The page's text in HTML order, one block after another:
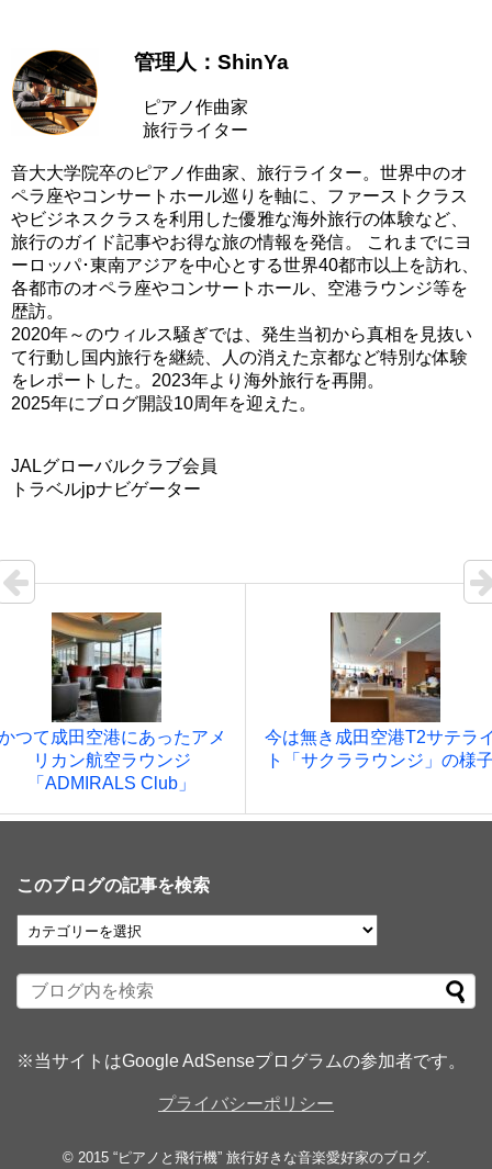
管理人：ShinYa
ピアノ作曲家
旅行ライター
音大大学院卒のピアノ作曲家、旅行ライター。世界中のオ
ペラ座やコンサートホール巡りを軸に、ファーストクラス
やビジネスクラスを利用した優雅な海外旅行の体験など、
旅行のガイド記事やお得な旅の情報を発信。 これまでにヨ
ーロッパ･東南アジアを中心とする世界40都市以上を訪れ、
各都市のオペラ座やコンサートホール、空港ラウンジ等を
歴訪。
2020年～のウィルス騒ぎでは、発生当初から真相を見抜い
て行動し国内旅行を継続、人の消えた京都など特別な体験
をレポートした。2023年より海外旅行を再開。
2025年にブログ開設10周年を迎えた。
JALグローバルクラブ会員
トラベルjpナビゲーター
つて成田空港にあったアメ
リカン航空ラウンジ
「ADMIRALS Club」
今は無き成田空港T2サテラ
ト「サクララウンジ」の様
このブログの記事を検索
※当サイトはGoogle AdSenseプログラムの参加者です。
プライバシーポリシー
© 2015 “ピアノと飛行機” 旅行好きな音楽愛好家のブログ.